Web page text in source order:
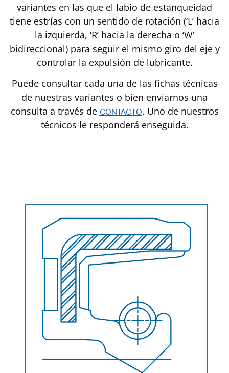
variantes en las que el labio de estanqueidad
tiene estrías con un sentido de rotación (‘L’ hacia
la izquierda, ‘R’ hacia la derecha o ‘W’
bidireccional) para seguir el mismo giro del eje y
controlar la expulsión de lubricante.
Puede consultar cada una de las fichas técnicas
de nuestras variantes o bien enviarnos una
consulta a través de CONTACTO. Uno de nuestros
técnicos le responderá enseguida.